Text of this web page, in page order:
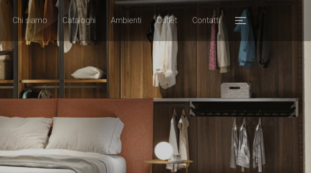
Chi siamo Cataloghi Ambienti Outlet Contatti